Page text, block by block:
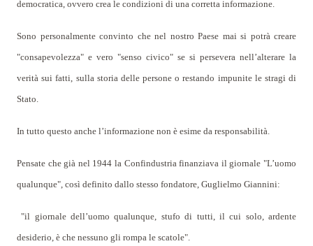
democratica, ovvero crea le condizioni di una corretta informazione.
Sono personalmente convinto che nel nostro Paese mai si potrà creare
"consapevolezza" e vero "senso civico" se si persevera nell’alterare la
verità sui fatti, sulla storia delle persone o restando impunite le stragi di
Stato.
In tutto questo anche l’informazione non è esime da responsabilità.
Pensate che già nel 1944 la Confindustria finanziava il giornale "L’uomo
qualunque", così definito dallo stesso fondatore, Guglielmo Giannini:
"il giornale dell’uomo qualunque, stufo di tutti, il cui solo, ardente
desiderio, è che nessuno gli rompa le scatole".